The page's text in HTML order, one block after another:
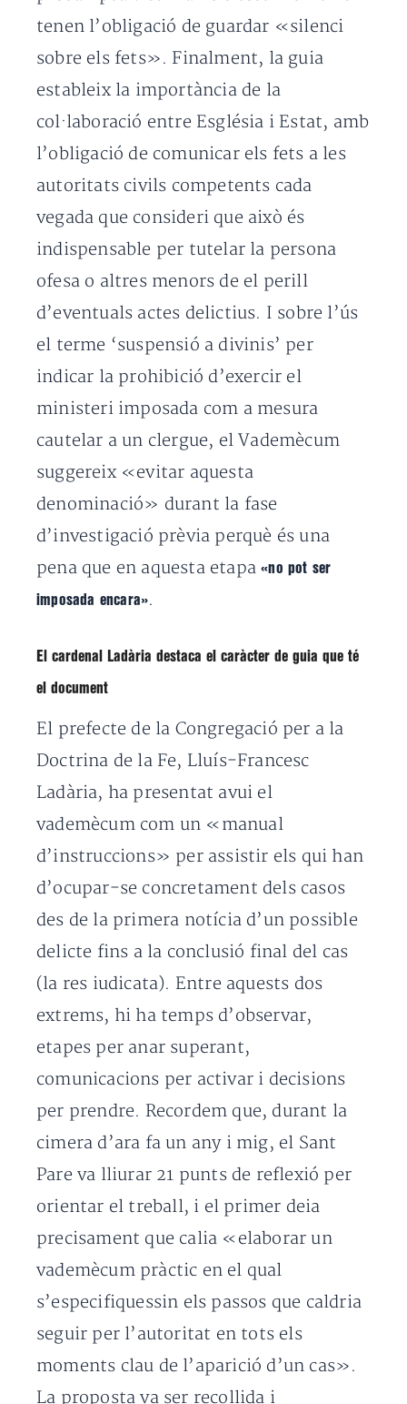
tenen l’obligació de guardar «silenci
sobre els fets». Finalment, la guia
estableix la importància de la
col·laboració entre Església i Estat, amb
l’obligació de comunicar els fets a les
autoritats civils competents cada
vegada que consideri que això és
indispensable per tutelar la persona
ofesa o altres menors de el perill
d’eventuals actes delictius. I sobre l’ús
el terme ‘suspensió a divinis’ per
indicar la prohibició d’exercir el
ministeri imposada com a mesura
cautelar a un clergue, el Vademècum
suggereix «evitar aquesta
denominació» durant la fase
d’investigació prèvia perquè és una
pena que en aquesta etapa«no pot ser
imposada encara».
El cardenal Ladària destaca el caràcter de guia que té
el document
El prefecte de la Congregació per a la
Doctrina de la Fe, Lluís-Francesc
Ladària, ha presentat avui el
vademècum com un «manual
d’instruccions» per assistir els qui han
d’ocupar-se concretament dels casos
des de la primera notícia d’un possible
delicte fins a la conclusió final del cas
(la res iudicata). Entre aquests dos
extrems, hi ha temps d’observar,
etapes per anar superant,
comunicacions per activar i decisions
per prendre. Recordem que, durant la
cimera d’ara fa un any i mig, el Sant
Pare va lliurar 21 punts de reflexió per
orientar el treball, i el primer deia
precisament que calia «elaborar un
vademècum pràctic en el qual
s’especifiquessin els passos que caldria
seguir per l’autoritat en tots els
moments clau de l’aparició d’un cas».
La proposta va ser recollida i